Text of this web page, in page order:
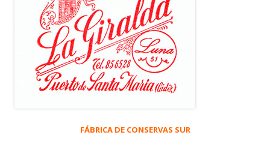
FÁBRICA DE CONSERVAS SUR